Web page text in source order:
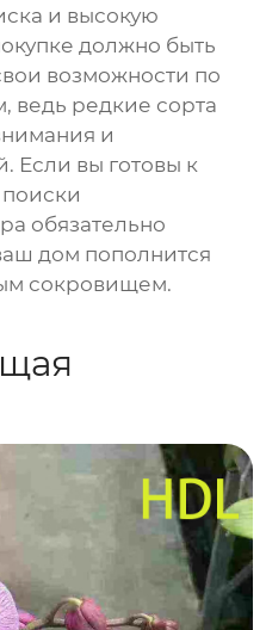
и высокую
должно быть
возможности по
ведь редкие сорта
и
Если вы готовы к
обязательно
дом пополнится
сокровищем.